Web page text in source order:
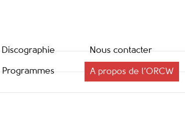
Discographie
Programmes
Nous contacter
A propos de l’ORCW